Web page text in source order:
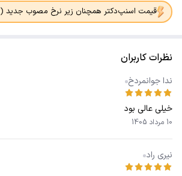
قیمت اسنپ‌دکتر همچنان زیر نرخ مصوب جدید (۱۴۰۵)
نظرات کاربران
ندا جوانمردخ
خیلی عالی بود
10 مرداد 1405
نیری راد